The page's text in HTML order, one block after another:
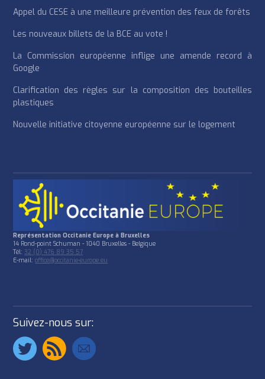
Appel du CESE à une meilleure prévention des feux de forêts
Les nouveaux billets de la BCE au vote !
La Commission européenne inflige une amende record à
Google
Clarification des règles sur la composition des bouteilles
plastiques
Nouvelle initiative citoyenne européenne sur le logement
Représentation Occitanie Europe à Bruxelles
14 Rond-point Schuman - 1040 Bruxelles - Belgique
Tél:32 (0) 476 89 35 57
E-mail:office@occitanie-europe.eu
Suivez-nous sur: